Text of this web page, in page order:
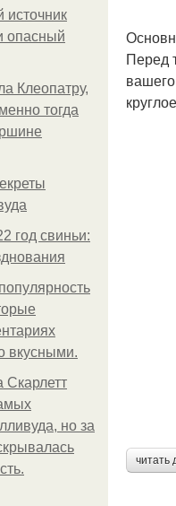
источник
опасный
Клеопатру,
тогда
год свиньи:
вкусными.
Скарлетт
но за
Перед
читать